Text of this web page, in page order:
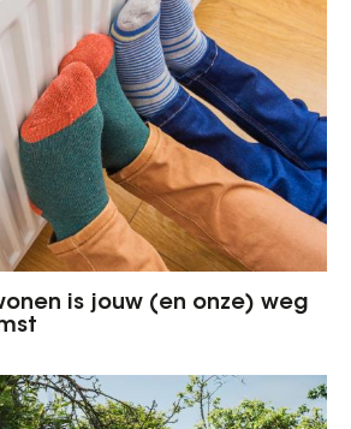
is jouw (en onze) weg